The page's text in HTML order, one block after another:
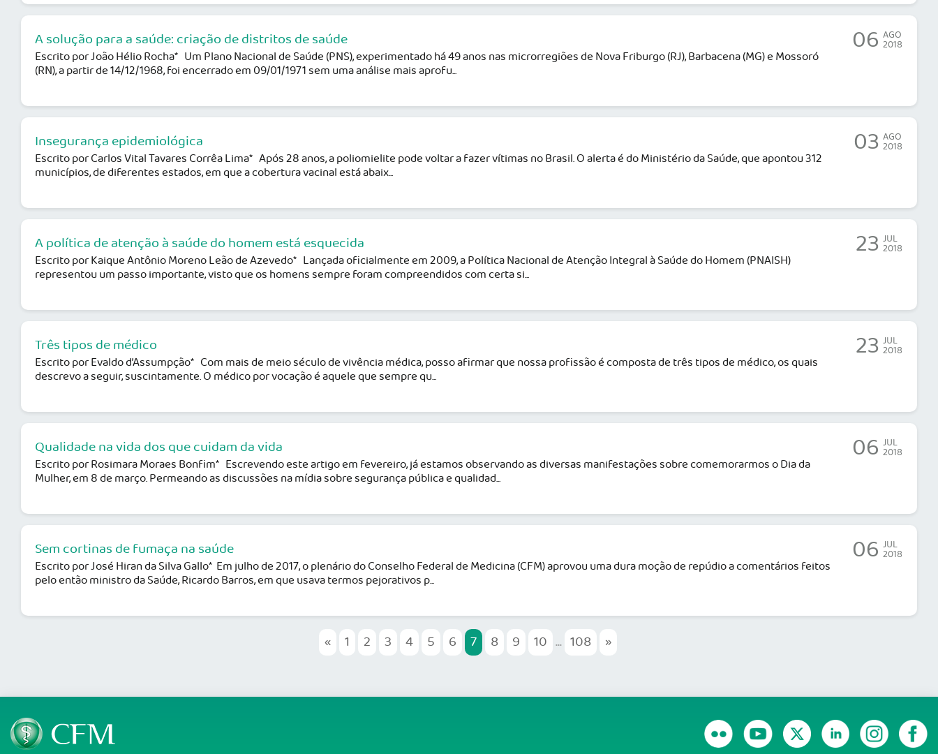
A solução para a saúde: criação de distritos de saúde
Escrito por João Hélio Rocha* Um Plano Nacional de Saúde (PNS), experimentado há 49 anos nas microrregiões de Nova Friburgo (RJ), Barbacena (MG) e Mossoró
(RN), a partir de 14/12/1968, foi encerrado em 09/01/1971 sem uma análise mais aprofu...
06 AGO
2018
Insegurança epidemiológica
Escrito por Carlos Vital Tavares Corrêa Lima* Após 28 anos, a poliomielite pode voltar a fazer vítimas no Brasil. O alerta é do Ministério da Saúde, que apontou 312
municípios, de diferentes estados, em que a cobertura vacinal está abaix...
03 AGO
2018
A política de atenção à saúde do homem está esquecida
Escrito por Kaique Antônio Moreno Leão de Azevedo* Lançada oficialmente em 2009, a Política Nacional de Atenção Integral à Saúde do Homem (PNAISH)
representou um passo importante, visto que os homens sempre foram compreendidos com certa si...
23 JUL
2018
Três tipos de médico
Escrito por Evaldo d’Assumpção* Com mais de meio século de vivência médica, posso afirmar que nossa profissão é composta de três tipos de médico, os quais
descrevo a seguir, suscintamente. O médico por vocação é aquele que sempre qu...
23 JUL
2018
Qualidade na vida dos que cuidam da vida
Escrito por Rosimara Moraes Bonfim* Escrevendo este artigo em fevereiro, já estamos observando as diversas manifestações sobre comemorarmos o Dia da
Mulher, em 8 de março. Permeando as discussões na mídia sobre segurança pública e qualidad...
06 JUL
2018
Sem cortinas de fumaça na saúde
Escrito por José Hiran da Silva Gallo* Em julho de 2017, o plenário do Conselho Federal de Medicina (CFM) aprovou uma dura moção de repúdio a comentários feitos
pelo então ministro da Saúde, Ricardo Barros, em que usava termos pejorativos p...
06 JUL
2018
« 1 2 3 4 5 6 7 8 9 10 ... 108 »